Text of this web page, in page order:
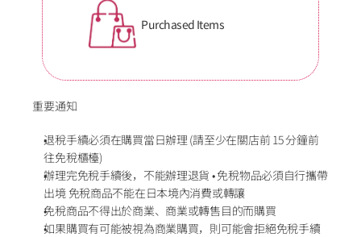
Purchased Items
重要通知
退稅手續必須在購買當日辦理 (請至少在關店前 15 分鐘前
往免稅櫃檯)
辦理完免稅手續後，不能辦理退貨 • 免稅物品必須自行攜帶
出境 免稅商品不能在日本境內消費或轉讓
免稅商品不得出於商業、商業或轉售目的而購買
如果購買有可能被視為商業購買，則可能會拒絕免稅手續